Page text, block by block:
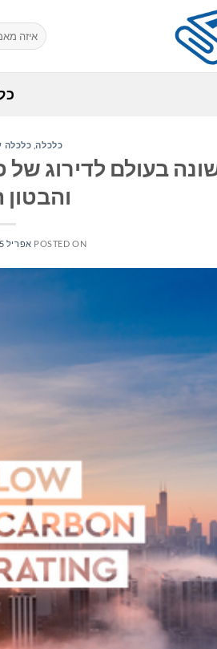
כלכלה, כלכלה
בעולם לדירוג של
POSTED ON אפריל 25, 2025